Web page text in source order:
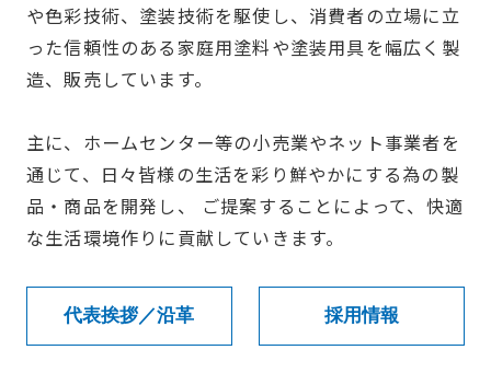
や色彩技術、塗装技術を駆使し、消費者の立場に立
った信頼性のある家庭用塗料や塗装用具を幅広く製
造、販売しています。
主に、ホームセンター等の小売業やネット事業者を
通じて、日々皆様の生活を彩り鮮やかにする為の製
品・商品を開発し、 ご提案することによって、快適
な生活環境作りに貢献していきます。
代表挨拶／沿革 採用情報